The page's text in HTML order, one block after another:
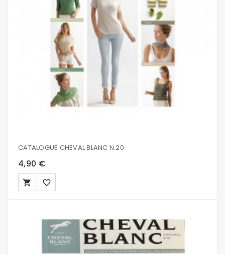
CATALOGUE CHEVAL BLANC N.20
4,90 €
local_grocery_store favorite_border